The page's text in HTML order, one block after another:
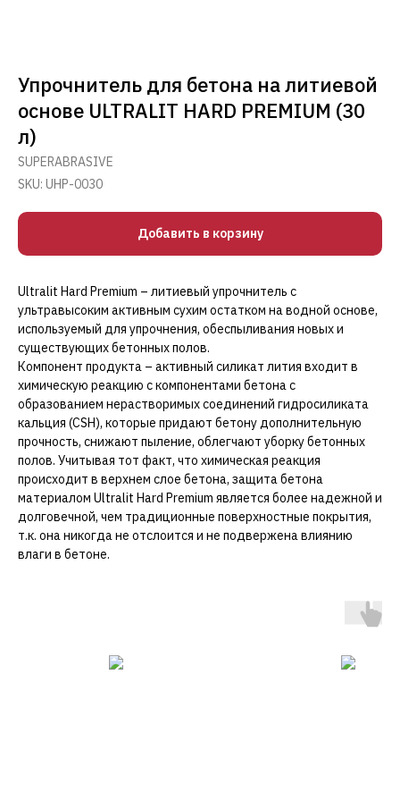
Упрочнитель для бетона на литиевой
основе ULTRALIT HARD PREMIUM (30
л)
SUPERABRASIVE
SKU: UHP-0030
Добавить в корзину
Ultralit Hard Premium – литиевый упрочнитель с
ультравысоким активным сухим остатком на водной основе,
используемый для упрочнения, обеспыливания новых и
существующих бетонных полов.
Компонент продукта – активный силикат лития входит в
химическую реакцию с компонентами бетона с
образованием нерастворимых соединений гидросиликата
кальция (CSH), которые придают бетону дополнительную
прочность, снижают пыление, облегчают уборку бетонных
полов. Учитывая тот факт, что химическая реакция
происходит в верхнем слое бетона, защита бетона
материалом Ultralit Hard Premium является более надежной и
долговечной, чем традиционные поверхностные покрытия,
т.к. она никогда не отслоится и не подвержена влиянию
влаги в бетоне.